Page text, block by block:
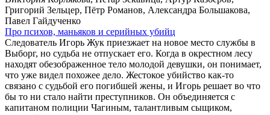
Григорий Зельцер, Пётр Романов, Александра Большакова,
Павел Гайдученко
Про пси­хов, мань­я­ков и се­рий­ных убийц
Следователь Игорь Жук приезжает на новое место службы в
Выборг, но судьба не отпускает его. Когда в окрестном лесу
находят обезображенное тело молодой девушки, он понимает,
что уже видел похожее дело. Жестокое убийство как-то
связано с судьбой его погибшей жены, и Игорь решает во что
бы то ни стало найти преступников. Он объединяется с
капитаном полиции Чагиным, талантливым сыщиком,